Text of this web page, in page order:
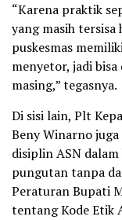
“Karena praktik
yang masih tersisa
puskesmas
menyetor, jadi
masing,” tegasnya.
Di sisi lain, Plt
Beny Winarno
disiplin ASN
pungutan tanpa
Peraturan Bupati
tentang Kode Etik